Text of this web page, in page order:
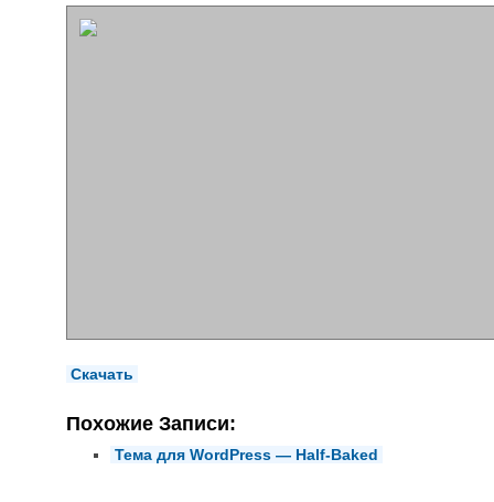
Скачать
Похожие Записи:
Тема для WordPress — Half-Baked